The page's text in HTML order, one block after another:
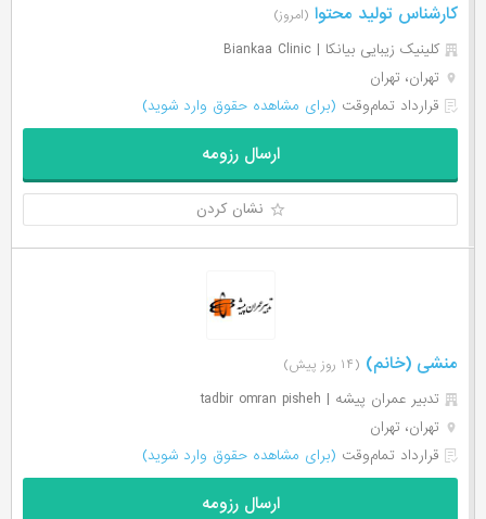
کارشناس تولید محتوا (امروز)
کلینیک زیبایی بیانکا | Biankaa Clinic
تهران، تهران
قرارداد تمام‌وقت (برای مشاهده حقوق وارد شوید)
ارسال رزومه
نشان کردن
منشی (خانم) (۱۴ روز پیش)
تدبیر عمران پیشه | tadbir omran pisheh
تهران، تهران
قرارداد تمام‌وقت (برای مشاهده حقوق وارد شوید)
ارسال رزومه